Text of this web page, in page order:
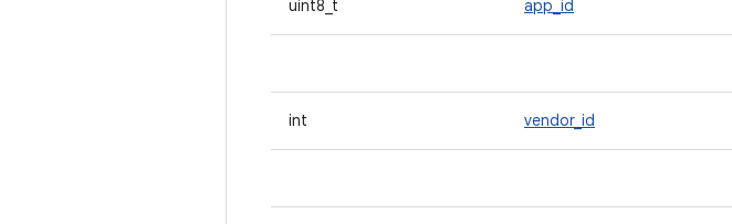
uint8_t app_id
int vendor_id